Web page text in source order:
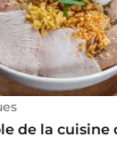
de la cuisine